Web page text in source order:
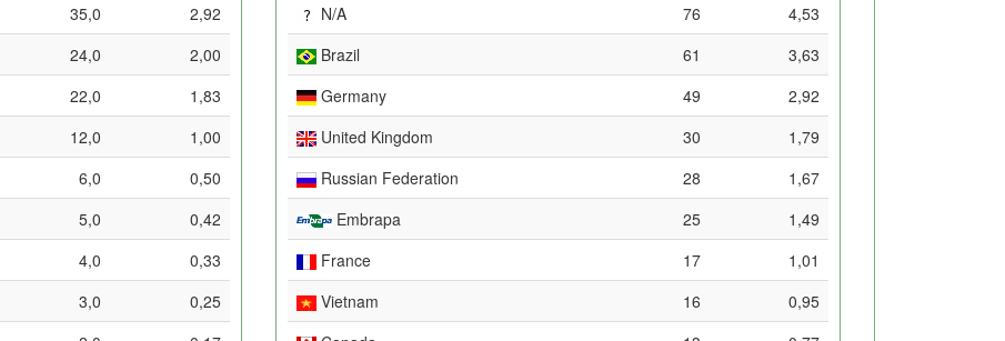
35,0
2,92
24,0
2,00
22,0
1,83
12,0
1,00
6,0
0,50
5,0
0,42
4,0
0,33
3,0
0,25
N/A
76
4,53
Brazil
61
3,63
Germany
49
2,92
United Kingdom
30
1,79
Russian Federation
28
1,67
Embrapa
25
1,49
France
17
1,01
Vietnam
16
0,95